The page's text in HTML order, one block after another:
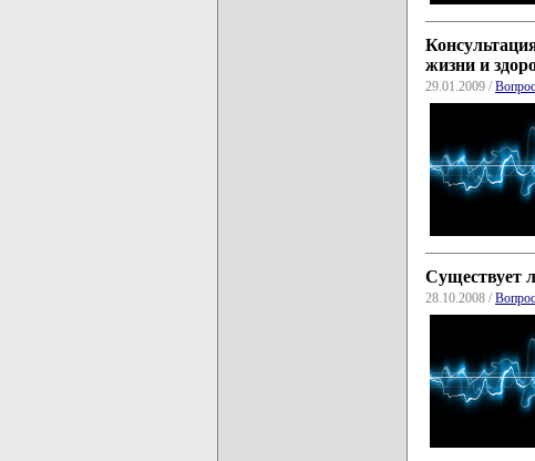
жизни и
29.01.2009 /
Существует
28.10.2008 /